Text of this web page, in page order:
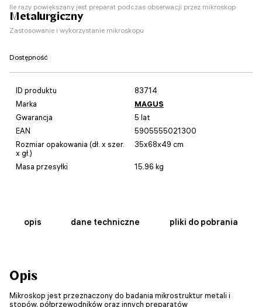
Ile razy powiększany jest preparat podczas obserwacji przez mikroskop
Metalurgiczny
Zastosowanie i wykorzystanie mikroskopu
Dostępność
ID produktu
83714
Marka
MAGUS
Gwarancja
5 lat
EAN
5905555021300
Rozmiar opakowania (dł. x szer.
x gł.)
35x68x49 cm
Masa przesyłki 15.96 kg
opis dane techniczne pliki do pobrania
Opis
Mikroskop jest przeznaczony do badania mikrostruktur metali i
stopów, półprzewodników oraz innych preparatów